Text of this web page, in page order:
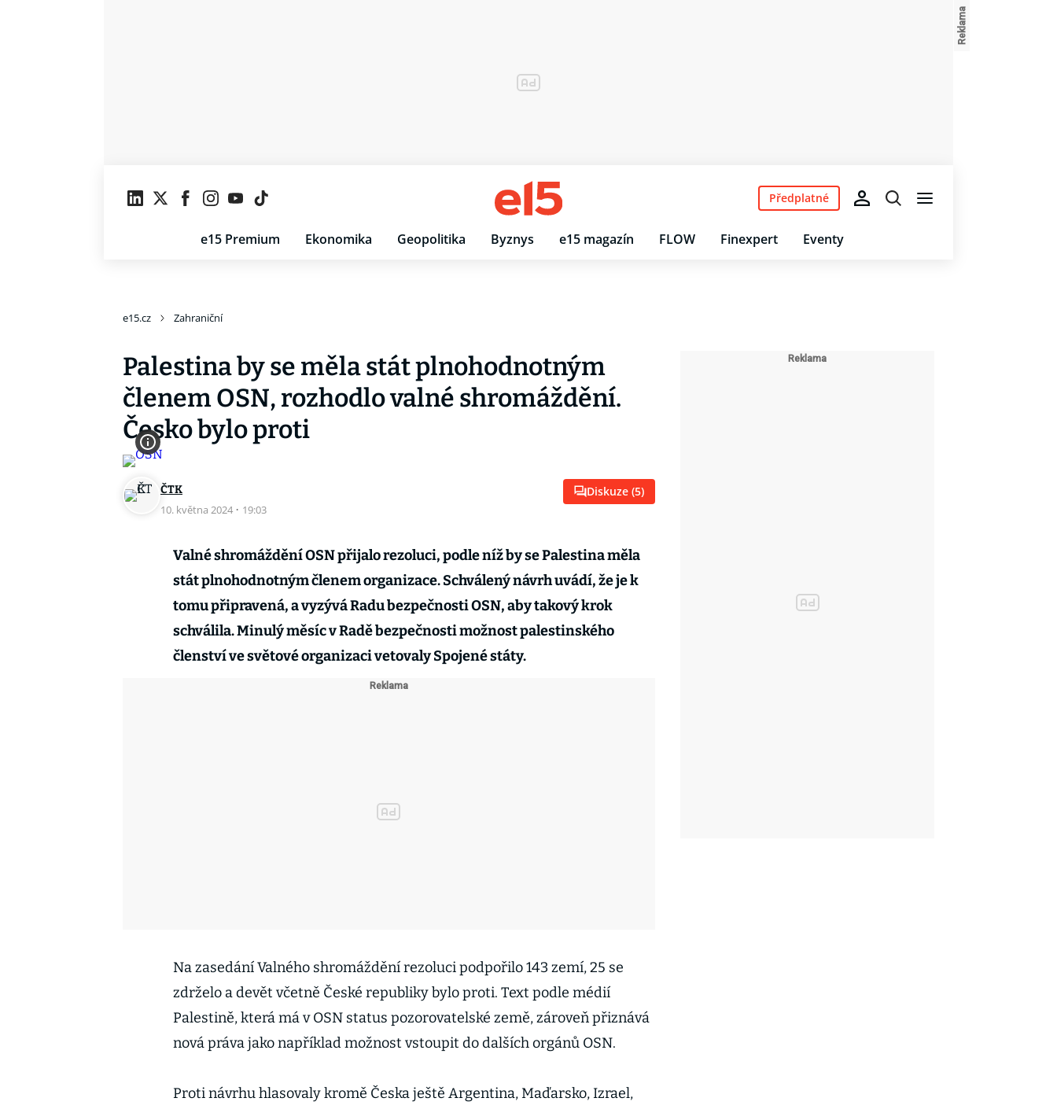
e15 Premium Ekonomika Geopolitika Byznys e15 magazín FLOW Finexpert Eventy
Předplatné
e15.cz Zahraniční
Palestina by se měla stát plnohodnotným
členem OSN, rozhodlo valné shromáždění.
Česko bylo proti
ČTK
10. května 2024 · 19:03
Diskuze (5)
Valné shromáždění OSN přijalo rezoluci, podle níž by se Palestina měla
stát plnohodnotným členem organizace. Schválený návrh uvádí, že je k
tomu připravená, a vyzývá Radu bezpečnosti OSN, aby takový krok
schválila. Minulý měsíc v Radě bezpečnosti možnost palestinského
členství ve světové organizaci vetovaly Spojené státy.
Na zasedání Valného shromáždění rezoluci podpořilo 143 zemí, 25 se
zdrželo a devět včetně České republiky bylo proti. Text podle médií
Palestině, která má v OSN status pozorovatelské země, zároveň přiznává
nová práva jako například možnost vstoupit do dalších orgánů OSN.
Proti návrhu hlasovaly kromě Česka ještě Argentina, Maďarsko, Izrael,